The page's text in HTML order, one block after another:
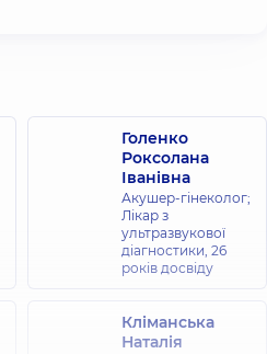
Голенко
Роксолана
Іванівна
Акушер-гінеколог;
Лікар з
ультразвукової
діагностики, 26
років досвіду
Кліманська
Наталія